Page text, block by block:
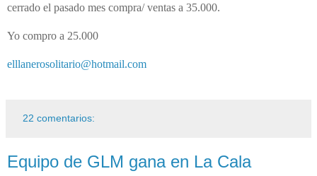
cerrado el pasado mes compra/ ventas a 35.000.
Yo compro a 25.000
elllanerosolitario@hotmail.com
22 comentarios:
Equipo de GLM gana en La Cala